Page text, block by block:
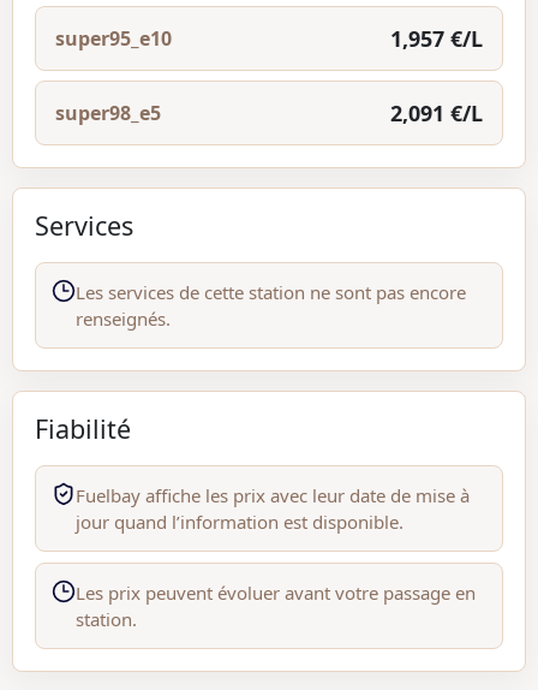
super95_e10 1,957 €/L
super98_e5 2,091 €/L
Services
Les services de cette station ne sont pas encore
renseignés.
Fiabilité
Fuelbay affiche les prix avec leur date de mise à
jour quand l’information est disponible.
Les prix peuvent évoluer avant votre passage en
station.